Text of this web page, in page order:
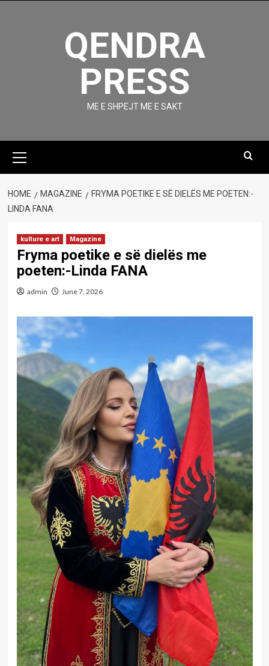
QENDRA
PRESS
ME E SHPEJT ME E SAKT
Menu
HOME MAGAZINE
FRYMA POETIKE E SË DIELËS ME POETEN:-
LINDA FANA
kulture e art Magazine
Fryma poetike e së dielës me
poeten:-Linda FANA
admin June 7, 2026